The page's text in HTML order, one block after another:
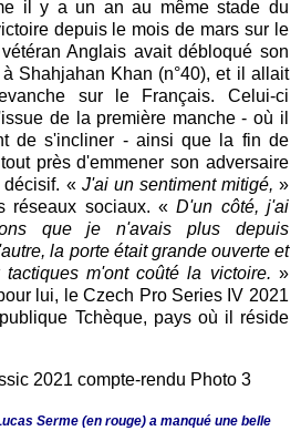
il y a un an au même stade du
depuis le mois de mars sur le
Anglais avait débloqué son
Shahjahan Khan (n°40), et il allait
sur le Français. Celui-ci
de la première manche - où il
de s'incliner - ainsi que la fin de
près d'emmener son adversaire
décisif. « J'ai un sentiment mitigé, »
réseaux sociaux. «D'un côté, j'ai
que je n'avais plus depuis
la porte était grande ouverte et
m'ont coûté la victoire. »
lui, le Czech Pro Series IV 2021
Tchèque, pays où il réside
Serme (en rouge) a manqué une belle